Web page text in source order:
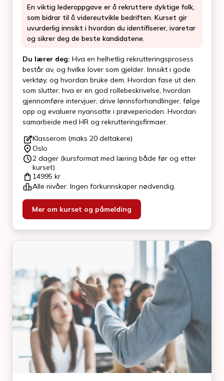
En viktig lederoppgave er å rekruttere dyktige folk,
som bidrar til å videreutvikle bedriften. Kurset gir
uvurderlig innsikt i hvordan du identifiserer, ivaretar
og sikrer deg de beste kandidatene.
Du lærer deg: Hva en helhetlig rekrutteringsprosess
består av, og hvilke lover som gjelder. Innsikt i gode
verktøy, og hvordan bruke dem. Hvordan fase ut den
som slutter, hva er en god rollebeskrivelse, hvordan
gjennomføre intervjuer, drive lønnsforhandlinger, følge
opp og evaluere nyansatte i prøveperioden. Hvordan
samarbeide med HR og rekrutteringsfirmaer.
Klasserom (maks 20 deltakere)
Oslo
2 dager (kursformat med læring både før og etter
kurset)
14995 kr
Alle nivåer. Ingen forkunnskaper nødvendig.
Mer om kurset og påmelding